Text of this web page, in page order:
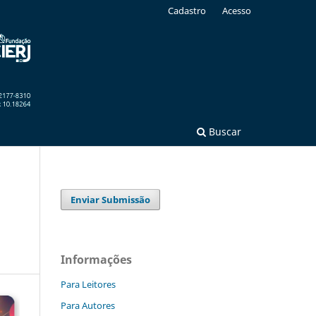
Buscar
Cadastro Acesso
Enviar Submissão
Informações
Para Leitores
Para Autores